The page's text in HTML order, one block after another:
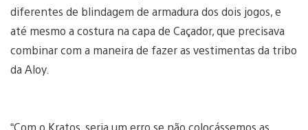
diferentes de blindagem de armadura dos dois jogos, e
até mesmo a costura na capa de Caçador, que precisava
combinar com a maneira de fazer as vestimentas da tribo
da Aloy.
“Com o Kratos, seria um erro se não colocássemos as